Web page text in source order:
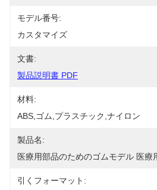
モデル番号:
カスタマイズ
文書:
製品説明書 PDF
材料:
ABS,ゴム,プラスチック,ナイロン
製品名:
医療用部品のためのゴムモデル 医療
引くフォーマット: